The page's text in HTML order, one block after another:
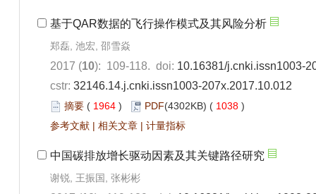
基于QAR数据的飞行操作模式及其风险分析
郑磊, 池宏, 邵雪焱
2017 (10): 109-118. doi: 10.16381/j.cnki.issn1003-
cstr: 32146.14.j.cnki.issn1003-207x.2017.10.012
摘要 ( 1964 ) PDF(4302KB) ( 1038 )
参考文献 | 相关文章 | 计量指标
中国碳排放增长驱动因素及其关键路径研究
谢锐, 王振国, 张彬彬